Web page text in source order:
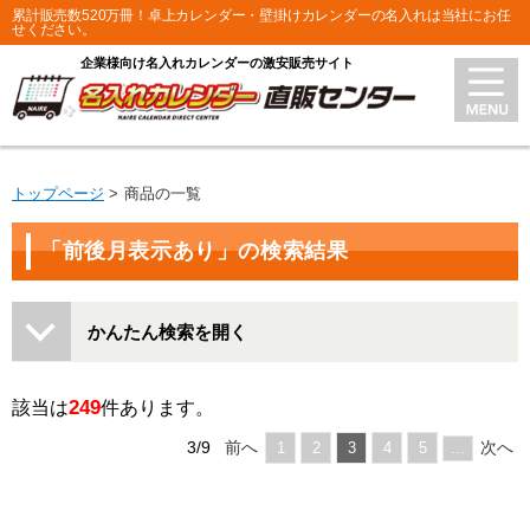
累計販売数520万冊！卓上カレンダー・壁掛けカレンダーの名入れは当社にお任
せください。
企業様向け名入れカレンダーの激安販売サイト
トップページ 商品の一覧
「前後月表示あり」の検索結果
かんたん検索を開く
該当は249件あります。
3/9 前へ 1 2 3 4 5 ... 次へ